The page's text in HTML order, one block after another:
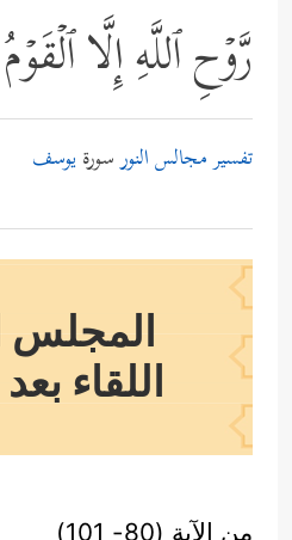
رَّوۡحِ ٱللَّهِ إِلَّا
تفسير مجالس النورسورةيوسف
المجلس
اللقاء
من الآية (80- 101)